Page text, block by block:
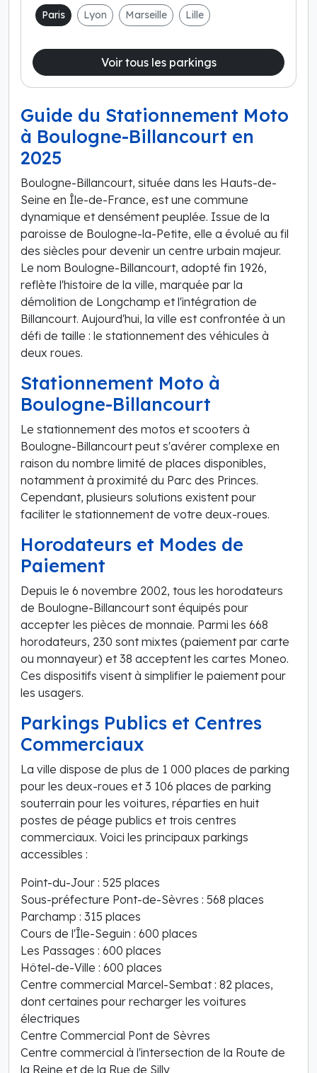
Paris Lyon Marseille Lille
Voir tous les parkings
Guide du Stationnement Moto
à Boulogne-Billancourt en
2025
Boulogne-Billancourt, située dans les Hauts-de-
Seine en Île-de-France, est une commune
dynamique et densément peuplée. Issue de la
paroisse de Boulogne-la-Petite, elle a évolué au fil
des siècles pour devenir un centre urbain majeur.
Le nom Boulogne-Billancourt, adopté fin 1926,
reflète l'histoire de la ville, marquée par la
démolition de Longchamp et l'intégration de
Billancourt. Aujourd'hui, la ville est confrontée à un
défi de taille : le stationnement des véhicules à
deux roues.
Stationnement Moto à
Boulogne-Billancourt
Le stationnement des motos et scooters à
Boulogne-Billancourt peut s'avérer complexe en
raison du nombre limité de places disponibles,
notamment à proximité du Parc des Princes.
Cependant, plusieurs solutions existent pour
faciliter le stationnement de votre deux-roues.
Horodateurs et Modes de
Paiement
Depuis le 6 novembre 2002, tous les horodateurs
de Boulogne-Billancourt sont équipés pour
accepter les pièces de monnaie. Parmi les 668
horodateurs, 230 sont mixtes (paiement par carte
ou monnayeur) et 38 acceptent les cartes Moneo.
Ces dispositifs visent à simplifier le paiement pour
les usagers.
Parkings Publics et Centres
Commerciaux
La ville dispose de plus de 1 000 places de parking
pour les deux-roues et 3 106 places de parking
souterrain pour les voitures, réparties en huit
postes de péage publics et trois centres
commerciaux. Voici les principaux parkings
accessibles :
Point-du-Jour : 525 places
Sous-préfecture Pont-de-Sèvres : 568 places
Parchamp : 315 places
Cours de l'Île-Seguin : 600 places
Les Passages : 600 places
Hôtel-de-Ville : 600 places
Centre commercial Marcel-Sembat : 82 places,
dont certaines pour recharger les voitures
électriques
Centre Commercial Pont de Sèvres
Centre commercial à l'intersection de la Route de
la Reine et de la Rue de Silly